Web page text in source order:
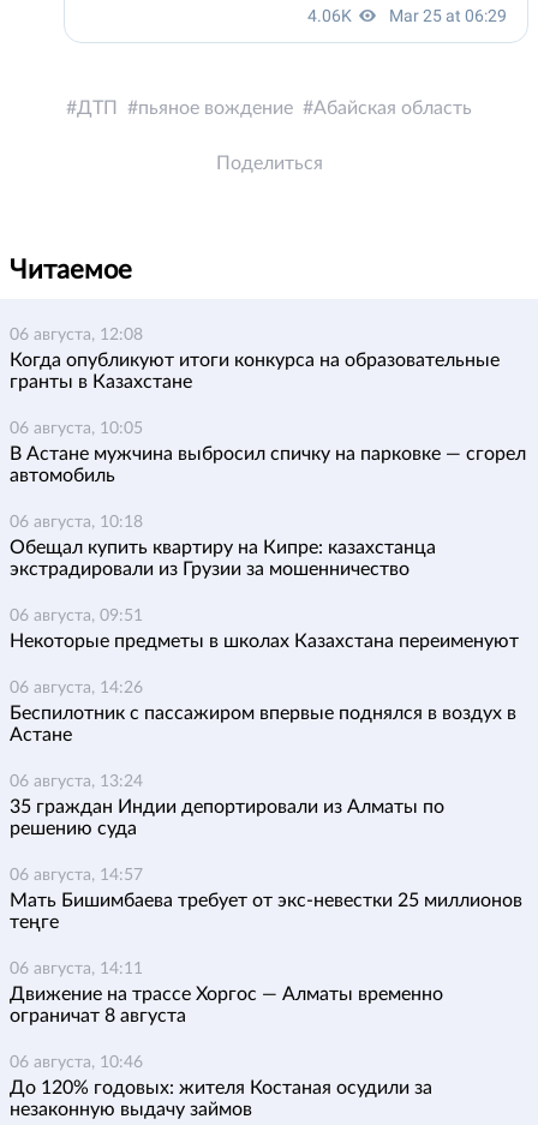
ДТП пьяное вождение Абайская область
Поделиться
Читаемое
06 августа, 12:08
Когда опубликуют итоги конкурса на образовательные
гранты в Казахстане
06 августа, 10:05
В Астане мужчина выбросил спичку на парковке — сгорел
автомобиль
06 августа, 10:18
Обещал купить квартиру на Кипре: казахстанца
экстрадировали из Грузии за мошенничество
06 августа, 09:51
Некоторые предметы в школах Казахстана переименуют
06 августа, 14:26
Беспилотник с пассажиром впервые поднялся в воздух в
Астане
06 августа, 13:24
35 граждан Индии депортировали из Алматы по
решению суда
06 августа, 14:57
Мать Бишимбаева требует от экс-невестки 25 миллионов
теңге
06 августа, 14:11
Движение на трассе Хоргос — Алматы временно
ограничат 8 августа
06 августа, 10:46
До 120% годовых: жителя Костаная осудили за
незаконную выдачу займов